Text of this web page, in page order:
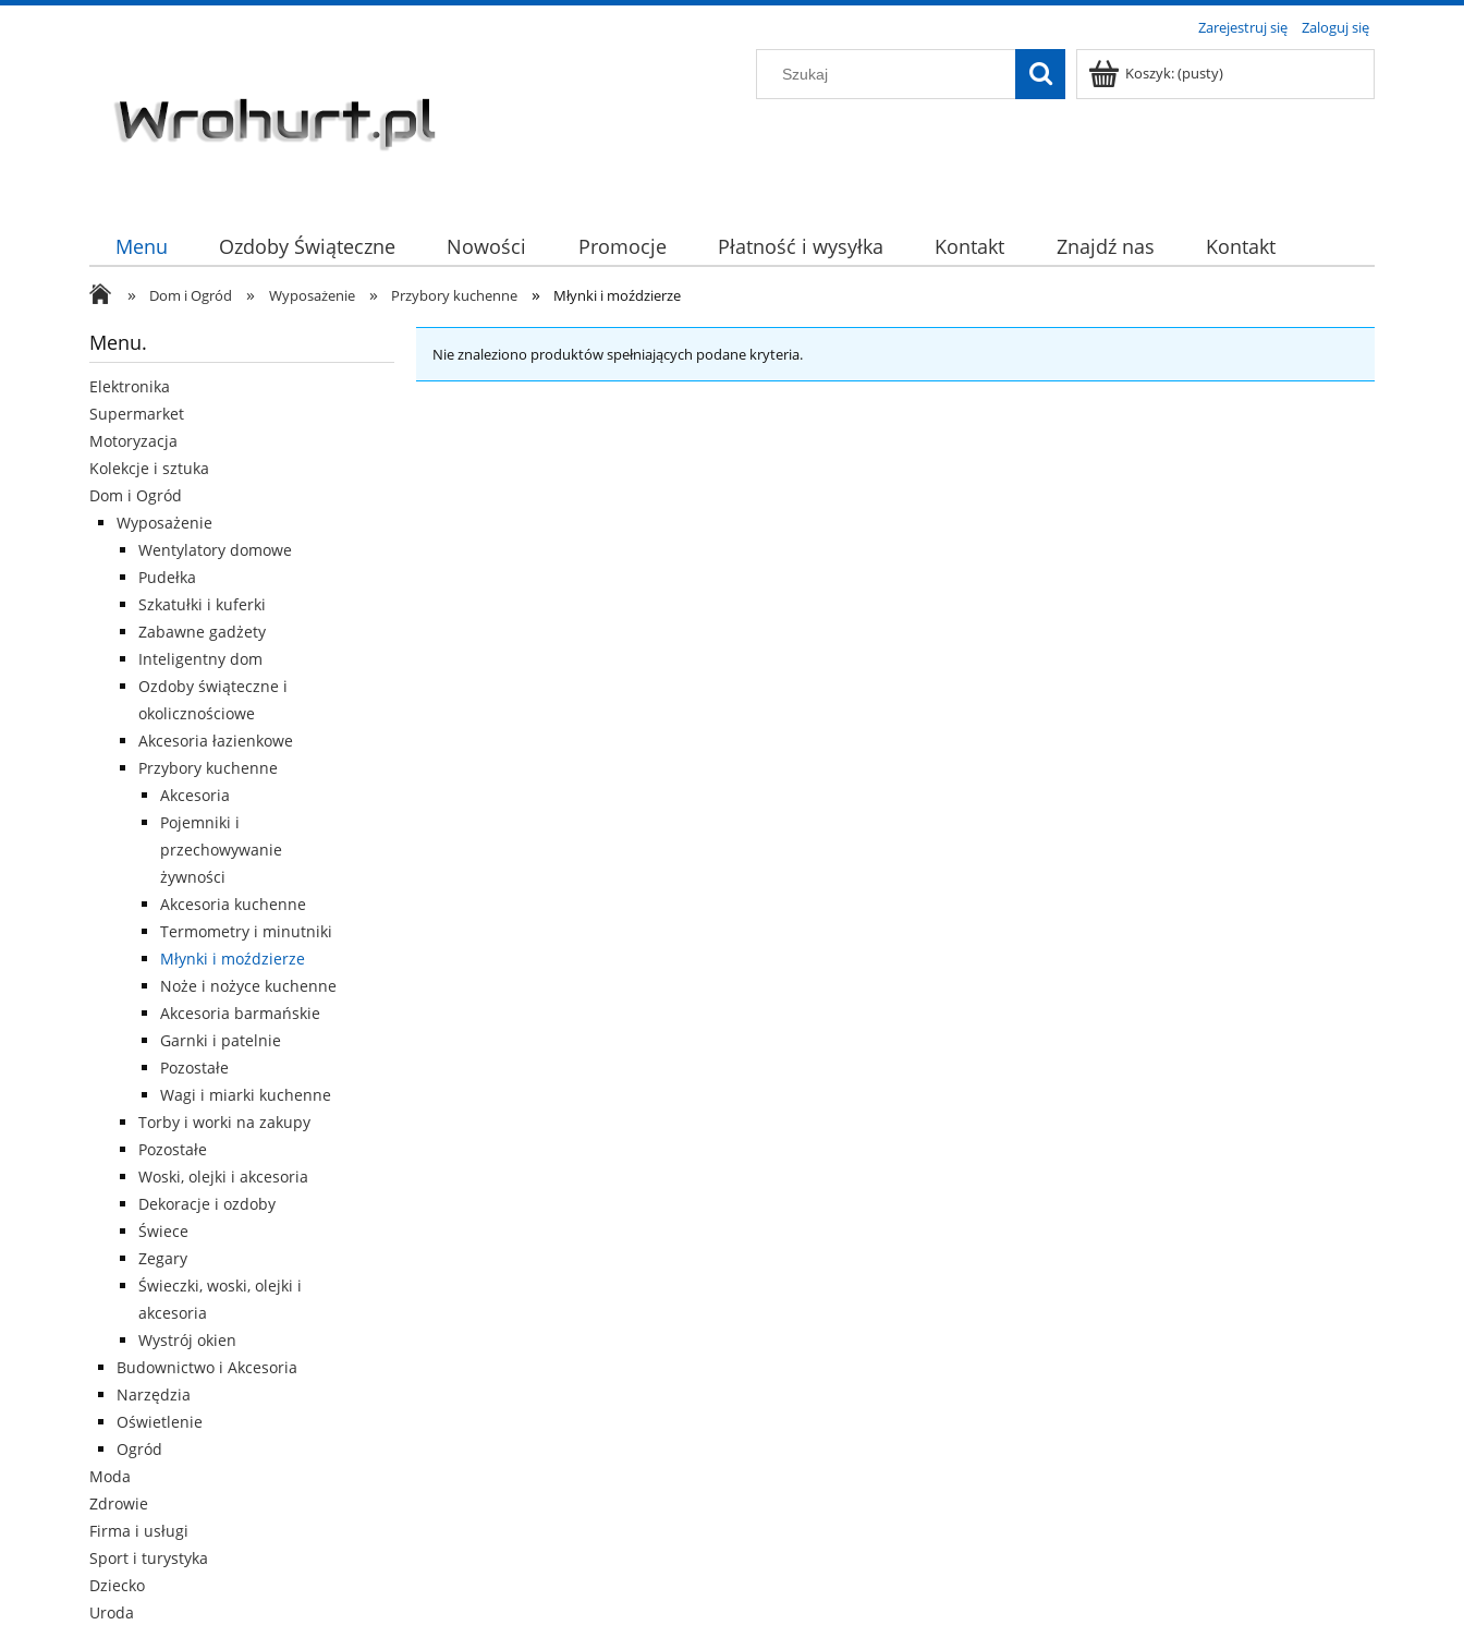
Zarejestruj się Zaloguj się
Koszyk:(pusty)
Menu Ozdoby Świąteczne Nowości Promocje Płatność i wysyłka Kontakt Znajdź nas
Kontakt
HURT
» Dom i Ogród » Wyposażenie » Przybory kuchenne » Młynki i moździerze
Menu.
Elektronika
Supermarket
Motoryzacja
Kolekcje i sztuka
Dom i Ogród
Wyposażenie
Wentylatory domowe
Pudełka
Szkatułki i kuferki
Zabawne gadżety
Inteligentny dom
Ozdoby świąteczne i
okolicznościowe
Akcesoria łazienkowe
Przybory kuchenne
Akcesoria
Pojemniki i
przechowywanie
żywności
Akcesoria kuchenne
Termometry i minutniki
Młynki i moździerze
Noże i nożyce kuchenne
Akcesoria barmańskie
Garnki i patelnie
Pozostałe
Wagi i miarki kuchenne
Torby i worki na zakupy
Pozostałe
Woski, olejki i akcesoria
Dekoracje i ozdoby
Świece
Zegary
Świeczki, woski, olejki i
akcesoria
Wystrój okien
Budownictwo i Akcesoria
Narzędzia
Oświetlenie
Ogród
Moda
Zdrowie
Firma i usługi
Sport i turystyka
Dziecko
Uroda
Nie znaleziono produktów spełniających podane kryteria.